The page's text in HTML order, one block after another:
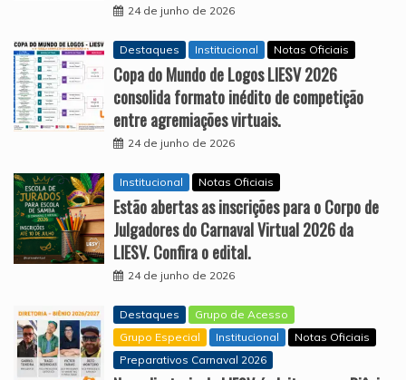
24 de junho de 2026
Destaques Institucional Notas Oficiais
Copa do Mundo de Logos LIESV 2026
consolida formato inédito de competição
entre agremiações virtuais.
24 de junho de 2026
Institucional Notas Oficiais
Estão abertas as inscrições para o Corpo de
Julgadores do Carnaval Virtual 2026 da
LIESV. Confira o edital.
24 de junho de 2026
Destaques
Grupo de Acesso
Grupo Especial
Institucional
Notas Oficiais
Preparativos Carnaval 2026